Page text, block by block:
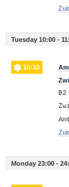
Tuesday 10:00 -
10:33
Monday 23:00 -